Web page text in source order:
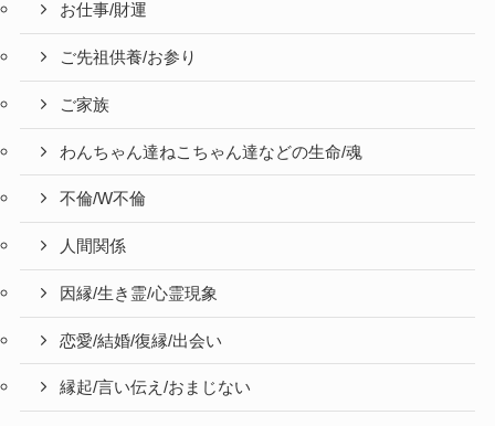
お仕事/財運
ご先祖供養/お参り
ご家族
わんちゃん達ねこちゃん達などの生命/魂
不倫/W不倫
人間関係
因縁/生き霊/心霊現象
恋愛/結婚/復縁/出会い
縁起/言い伝え/おまじない